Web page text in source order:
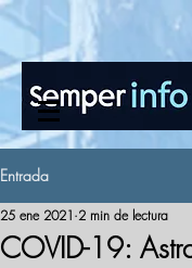
www.semperinfo.com
Entrada
COVID-19:
25 ene 2021 2 min de lectura